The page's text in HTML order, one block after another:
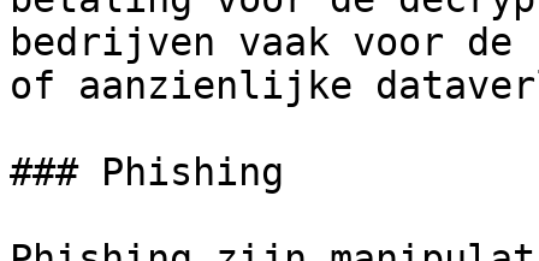
bedrijven vaak voor de
of aanzienlijke
### Phishing